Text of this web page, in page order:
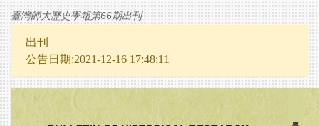
臺灣師大歷史學報第66期出刊
出刊
公告日期:2021-12-16 17:48:11